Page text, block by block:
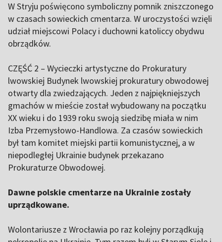
W Stryju poświęcono symboliczny pomnik zniszczonego
w czasach sowieckich cmentarza. W uroczystości wzięli
udział miejscowi Polacy i duchowni katoliccy obydwu
obrządków.
CZĘŚĆ 2 – Wycieczki artystyczne do Prokuratury
lwowskiej Budynek lwowskiej prokuratury obwodowej
otwarty dla zwiedzających. Jeden z najpiękniejszych
gmachów w mieście został wybudowany na początku
XX wieku i do 1939 roku swoją siedzibę miała w nim
Izba Przemysłowo-Handlowa. Za czasów sowieckich
był tam komitet miejski partii komunistycznej, a w
niepodległej Ukrainie budynek przekazano
Prokuraturze Obwodowej.
Dawne polskie cmentarze na Ukrainie zostały
uprządkowane.
Wolontariusze z Wrocławia po raz kolejny porządkują